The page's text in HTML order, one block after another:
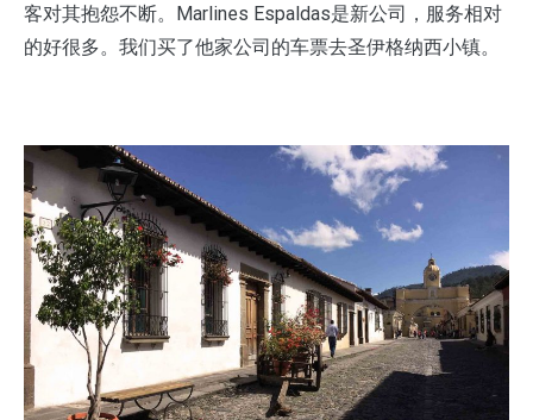
客对其抱怨不断。Marlines Espaldas是新公司，服务相对
的好很多。我们买了他家公司的车票去圣伊格纳西小镇。